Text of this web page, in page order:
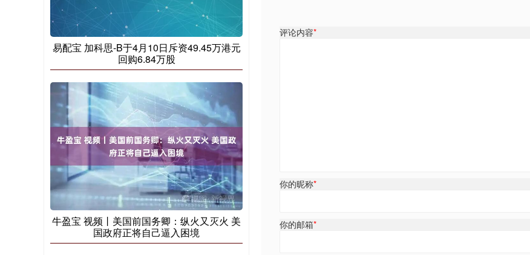
评论内容*
你的昵称*
你的邮箱*
易配宝 加科思-B于4月10日斥资49.45万港元
回购6.84万股
牛盈宝 视频丨美国前国务卿：纵火又灭火 美
国政府正将自己逼入困境